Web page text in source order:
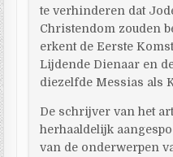
te verhinderen dat
Christendom zouden
erkent de Eerste
Lijdende Dienaar en
diezelfde Messias als
De schrijver van het
herhaaldelijk
van de onderwerpen